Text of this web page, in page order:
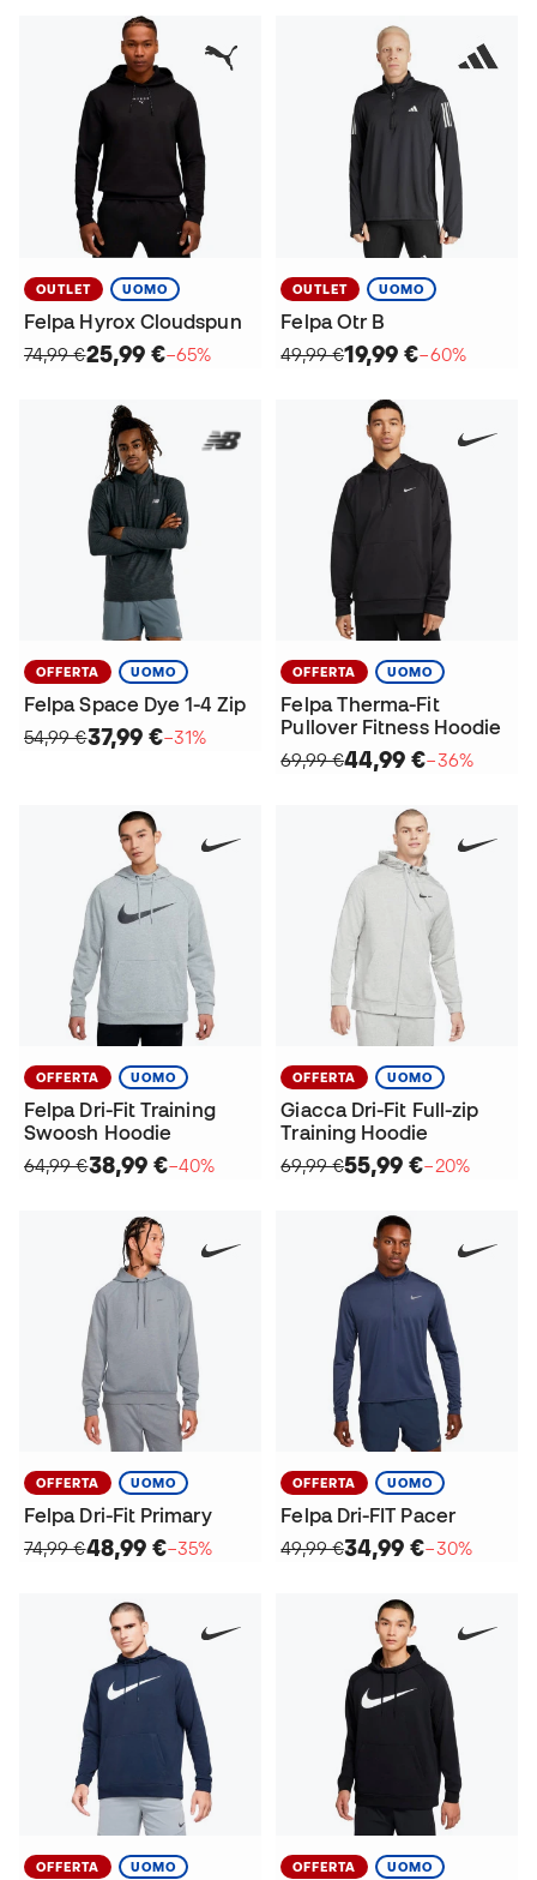
OUTLET UOMO
Felpa Hyrox Cloudspun
74,99 €25,99 €−65%
OUTLET UOMO
Felpa Otr B
49,99 €19,99 €−60%
OFFERTA UOMO
Felpa Space Dye 1-4 Zip
54,99 €37,99 €−31%
OFFERTA UOMO
Felpa Therma-Fit
Pullover Fitness Hoodie
69,99 €44,99 €−36%
OFFERTA UOMO
Felpa Dri-Fit Training
Swoosh Hoodie
64,99 €38,99 €−40%
OFFERTA UOMO
Giacca Dri-Fit Full-zip
Training Hoodie
69,99 €55,99 €−20%
OFFERTA UOMO
Felpa Dri-Fit Primary
74,99 €48,99 €−35%
OFFERTA UOMO
Felpa Dri-FIT Pacer
49,99 €34,99 €−30%
OFFERTA UOMO OFFERTA UOMO